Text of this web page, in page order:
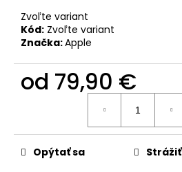
Zvoľte variant
Kód: Zvoľte variant
Značka:Apple
od 79,90 €
Opýtať sa Strážiť
O
d
p
o
ú
m
e